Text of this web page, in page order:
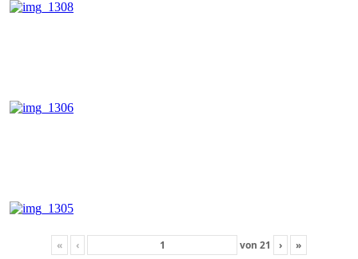
« ‹ von 21 › »